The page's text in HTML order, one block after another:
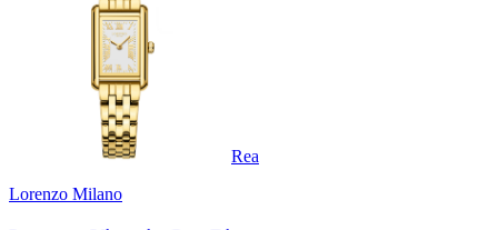
Rea
Lorenzo Milano